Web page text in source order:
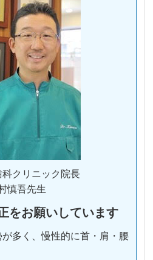
科クリニック院長
慎吾先生
をお願いしています
多く、慢性的に首・肩・腰